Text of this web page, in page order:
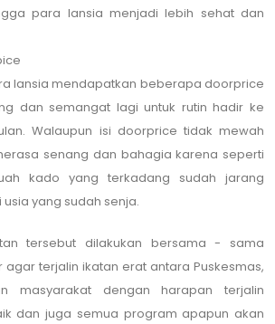
para lansia menjadi lebih sehat dan
lansia mendapatkan beberapa doorprice
dan semangat lagi untuk rutin hadir ke
Walaupun isi doorprice tidak mewah
senang dan bahagia karena seperti
kado yang terkadang sudah jarang
yang sudah senja.
tersebut dilakukan bersama - sama
agar terjalin ikatan erat antara Puskesmas,
masyarakat dengan harapan terjalin
dan juga semua program apapun akan